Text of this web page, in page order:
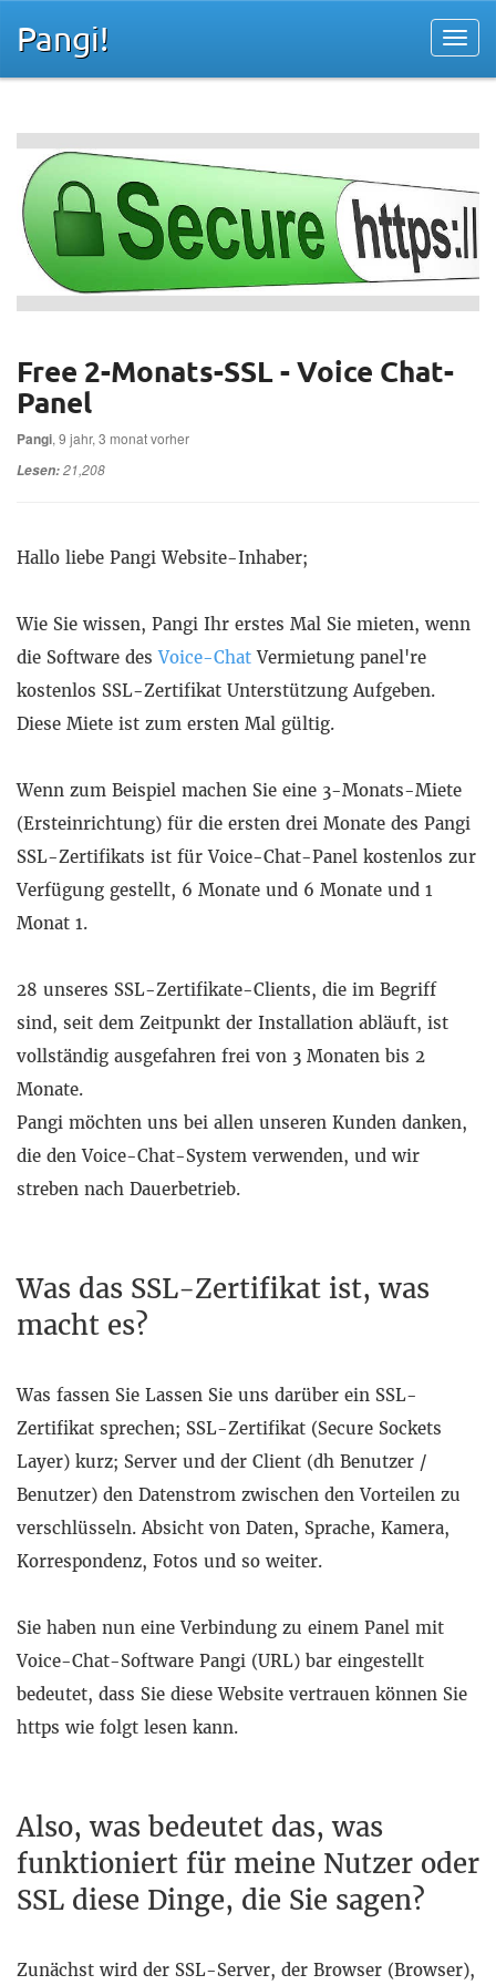
Pangi!
Free 2-Monats-SSL - Voice Chat-
Panel
Pangi, 9 jahr, 3 monat vorher
Lesen:21,208
Hallo liebe Pangi Website-Inhaber;
Wie Sie wissen, Pangi Ihr erstes Mal Sie mieten, wenn
die Software desVoice-Chat Vermietung panel're
kostenlos SSL-Zertifikat Unterstützung Aufgeben.
Diese Miete ist zum ersten Mal gültig.
Wenn zum Beispiel machen Sie eine 3-Monats-Miete
(Ersteinrichtung) für die ersten drei Monate des Pangi
SSL-Zertifikats ist für Voice-Chat-Panel kostenlos zur
Verfügung gestellt, 6 Monate und 6 Monate und 1
Monat 1.
28 unseres SSL-Zertifikate-Clients, die im Begriff
sind, seit dem Zeitpunkt der Installation abläuft, ist
vollständig ausgefahren frei von 3 Monaten bis 2
Monate.
Pangi möchten uns bei allen unseren Kunden danken,
die den Voice-Chat-System verwenden, und wir
streben nach Dauerbetrieb.
Was das SSL-Zertifikat ist, was
macht es?
Was fassen Sie Lassen Sie uns darüber ein SSL-
Zertifikat sprechen; SSL-Zertifikat (Secure Sockets
Layer) kurz; Server und der Client (dh Benutzer /
Benutzer) den Datenstrom zwischen den Vorteilen zu
verschlüsseln. Absicht von Daten, Sprache, Kamera,
Korrespondenz, Fotos und so weiter.
Sie haben nun eine Verbindung zu einem Panel mit
Voice-Chat-Software Pangi (URL) bar eingestellt
bedeutet, dass Sie diese Website vertrauen können Sie
https wie folgt lesen kann.
Also, was bedeutet das, was
funktioniert für meine Nutzer oder
SSL diese Dinge, die Sie sagen?
Zunächst wird der SSL-Server, der Browser (Browser),